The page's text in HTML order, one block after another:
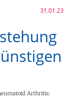
31.01.23
Arthritis: